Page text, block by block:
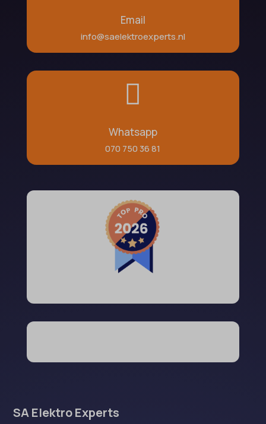
Email
info@saelektroexperts.nl

Whatsapp
070 750 36 81
SA Elektro Experts